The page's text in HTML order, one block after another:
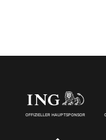
OFFIZIELLER HAUPTSPONSOR